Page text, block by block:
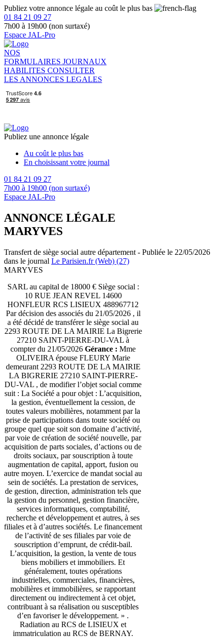
Publiez votre annonce légale au coût le plus bas
01 84 21 09 27
7h00 à 19h00 (non surtaxé)
Espace JAL-Pro
NOS
FORMULAIRES JOURNAUX
HABILITES CONSULTER
LES ANNONCES LEGALES
Publiez une annonce légale
Au coût le plus bas
En choisissant votre journal
01 84 21 09 27
7h00 à 19h00 (non surtaxé)
Espace JAL-Pro
ANNONCE LÉGALE
MARYVES
Transfert de siège social autre département - Publiée le 22/05/2026
dans le journal Le Parisien.fr (Web) (27)
MARYVES
SARL au capital de 18000 € Siège social :
10 RUE JEAN REVEL 14600
HONFLEUR RCS LISIEUX 488967712
Par décision des associés du 21/05/2026 , il
a été décidé de transférer le siège social au
2293 ROUTE DE LA MAIRIE La Bigrerie
27210 SAINT-PIERRE-DU-VAL à
compter du 21/05/2026 Gérance : Mme
OLIVEIRA épouse FLEURY Marie
demeurant 2293 ROUTE DE LA MAIRIE
LA BIGRERIE 27210 SAINT-PIERRE-
DU-VAL , de modifier l’objet social comme
suit : La Société a pour objet : L’acquisition,
la gestion, éventuellement la cession, de
toutes valeurs mobilières, notamment par la
prise de participations dans toute société ou
groupe quel que soit son domaine d’activité,
par voie de création de société nouvelle, par
acquisition de parts sociales, d’actions ou de
droits sociaux, par souscription à toute
augmentation de capital, apport, fusion ou
autre moyen. L’exercice de mandat social au
sein de sociétés. La prestation de services,
de gestion, direction, administration tels que
la gestion du personnel, gestion financière,
services informatiques, comptabilité,
recherche et développement et autres, à ses
filiales et à d’autres sociétés. Le financement
de l’activité de ses filiales par voie de
souscription d’emprunt, de crédit-bail.
L’acquisition, la gestion, la vente de tous
biens mobiliers et immobiliers. Et
généralement, toutes opérations
industrielles, commerciales, financières,
mobilières et immobilières, se rapportant
directement ou indirectement à cet objet,
contribuant à sa réalisation ou susceptibles
d’en favoriser le développement. » .
Radiation au RCS de LISIEUX et
immatriculation au RCS de BERNAY.